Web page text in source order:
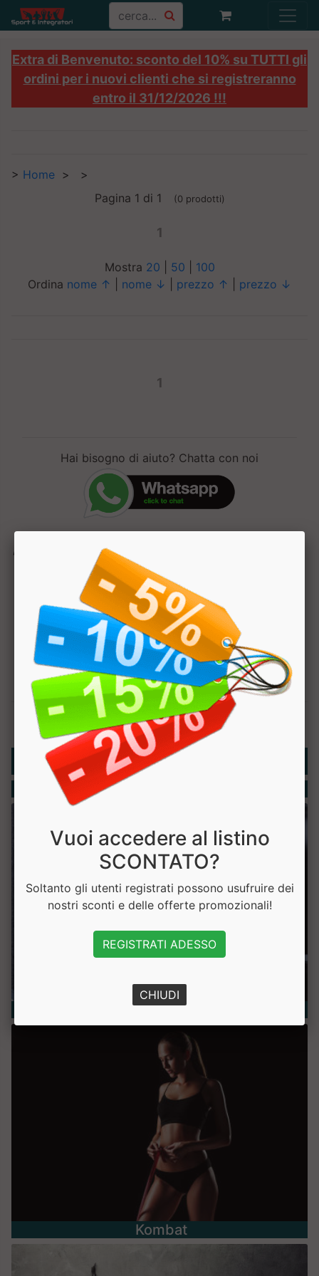
Extra di Benvenuto: sconto del 10% su TUTTI gli
ordini per i nuovi clienti che si registreranno
entro il 31/12/2026 !!!
> Home >
>
Pagina 1 di 1
(0 prodotti)
1
Mostra 20 50
100
Ordina nome ↑ nome ↓ prezzo ↑ prezzo ↓
1
Hai bisogno di aiuto? Chatta con noi
Rubriche
Nutrizione e Benessere
Kombat
Vuoi accedere al listino
SCONTATO?
Soltanto gli utenti registrati possono usufruire dei
nostri sconti e delle offerte promozionali!
REGISTRATI ADESSO
CHIUDI